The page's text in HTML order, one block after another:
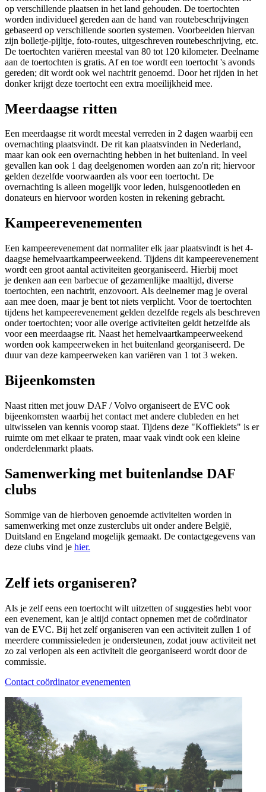
op verschillende plaatsen in het land gehouden. De toertochten
worden individueel gereden aan de hand van routebeschrijvingen
gebaseerd op verschillende soorten systemen. Voorbeelden hiervan
zijn bolletje-pijltje, foto-routes, uitgeschreven routebeschrijving, etc.
De toertochten variëren meestal van 80 tot 120 kilometer. Deelname
aan de toertochten is gratis. Af en toe wordt een toertocht 's avonds
gereden; dit wordt ook wel nachtrit genoemd. Door het rijden in het
donker krijgt deze toertocht een extra moeilijkheid mee.
Meerdaagse ritten
Een meerdaagse rit wordt meestal verreden in 2 dagen waarbij een
overnachting plaatsvindt. De rit kan plaatsvinden in Nederland,
maar kan ook een overnachting hebben in het buitenland. In veel
gevallen kan ook 1 dag deelgenomen worden aan zo'n rit; hiervoor
gelden dezelfde voorwaarden als voor een toertocht. De
overnachting is alleen mogelijk voor leden, huisgenootleden en
donateurs en hiervoor worden kosten in rekening gebracht.
Kampeerevenementen
Een kampeerevenement dat normaliter elk jaar plaatsvindt is het 4-
daagse hemelvaartkampeerweekend. Tijdens dit kampeerevenement
wordt een groot aantal activiteiten georganiseerd. Hierbij moet
je denken aan een barbecue of gezamenlijke maaltijd, diverse
toertochten, een nachtrit, enzovoort. Als deelnemer mag je overal
aan mee doen, maar je bent tot niets verplicht. Voor de toertochten
tijdens het kampeerevenement gelden dezelfde regels als beschreven
onder toertochten; voor alle overige activiteiten geldt hetzelfde als
voor een meerdaagse rit. Naast het hemelvaartkampeerweekend
worden ook kampeerweken in het buitenland georganiseerd. De
duur van deze kampeerweken kan variëren van 1 tot 3 weken.
Bijeenkomsten
Naast ritten met jouw DAF / Volvo organiseert de EVC ook
bijeenkomsten waarbij het contact met andere clubleden en het
uitwisselen van kennis voorop staat. Tijdens deze "Koffieklets" is er
ruimte om met elkaar te praten, maar vaak vindt ook een kleine
onderdelenmarkt plaats.
Samenwerking met buitenlandse DAF
clubs
Sommige van de hierboven genoemde activiteiten worden in
samenwerking met onze zusterclubs uit onder andere België,
Duitsland en Engeland mogelijk gemaakt. De contactgegevens van
deze clubs vind je hier.
Zelf iets organiseren?
Als je zelf eens een toertocht wilt uitzetten of suggesties hebt voor
een evenement, kan je altijd contact opnemen met de coördinator
van de EVC. Bij het zelf organiseren van een activiteit zullen 1 of
meerdere commissieleden je ondersteunen, zodat jouw activiteit net
zo zal verlopen als een activiteit die georganiseerd wordt door de
commissie.
Contact coördinator evenementen